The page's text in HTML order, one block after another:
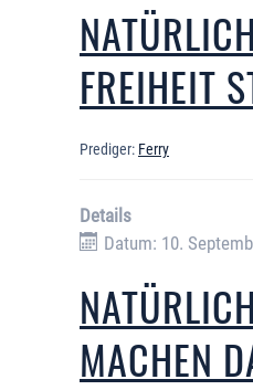
FREIHEIT
Prediger: Ferry
Details
Datum: 10.
MACHEN